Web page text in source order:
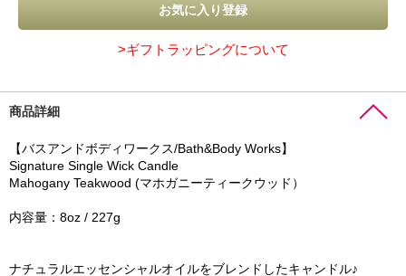
>ギフトラッピングについて
商品詳細
【バスアンドボディワークス/Bath&Body Works】
Signature Single Wick Candle
Mahogany Teakwood (マホガニーティークウッド）
内容量：8oz / 227g
ナチュラルエッセンシャルオイルをブレンドしたキャンドル♪